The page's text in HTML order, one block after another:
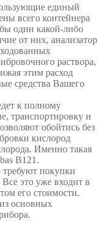
единый
всего контейнера
один какой-либо
от них, анализатор
раствора,
этим расход
средства Вашего
к полному
транспортировку и
обойтись без
кислород
Именно такая
B121.
покупки
это уже входит в
его стоимости.
основных